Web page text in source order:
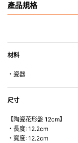
• 可用於洗碗機。
• 合乎食用安全的塗層表
*不可直接用於熱源上
產品規格
材料
・瓷器
尺寸
【陶瓷花形盤 12cm】
・長度: 12.2cm
・寬度: 12.2cm